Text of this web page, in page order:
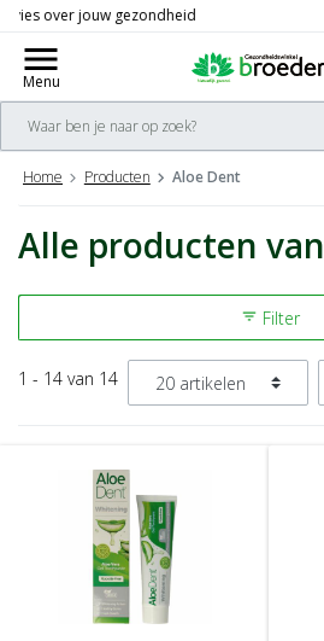
check Gratis
menu
Menu
Home Producten Aloe Dent
Alle producten van
filter_list Filter
1 - 14 van 14